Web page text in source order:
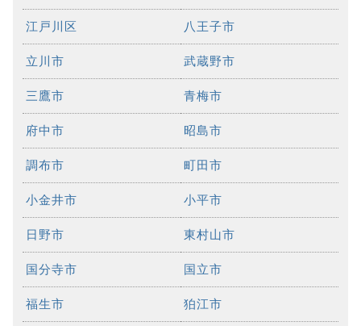
江戸川区 八王子市
立川市 武蔵野市
三鷹市 青梅市
府中市 昭島市
調布市 町田市
小金井市 小平市
日野市 東村山市
国分寺市 国立市
福生市 狛江市